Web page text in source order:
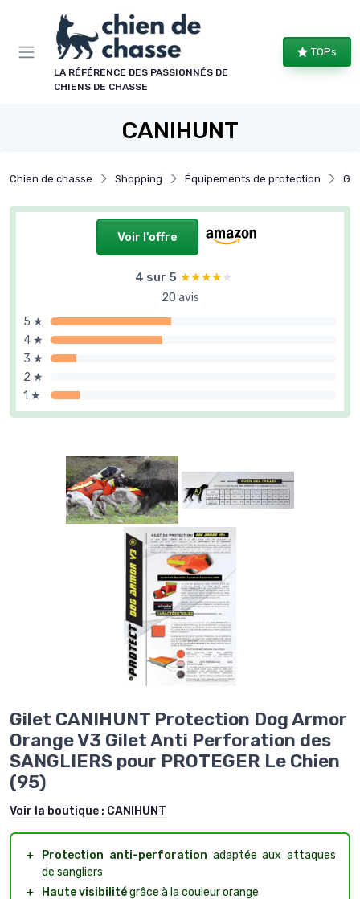
LA RÉFÉRENCE DES PASSIONNÉS DE
CHIENS DE CHASSE
TOPs
CANIHUNT
Chien de chasse Shopping Équipements de protection
Voir l'offre
4 sur 5 ★★★★★
★★★★★
20 avis
5 ★
4 ★
3 ★
2 ★
1 ★
Gilet CANIHUNT Protection Dog Armor
Orange V3 Gilet Anti Perforation des
SANGLIERS pour PROTEGER Le Chien
(95)
Voir la boutique : CANIHUNT
＋ Protection anti-perforation adaptée aux attaques
de sangliers
＋
Haute visibilitégrâce à la couleur orange
Panneau de gestion des cookies